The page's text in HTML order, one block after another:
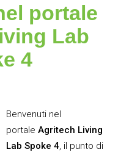
portale
Lab
4
Benvenuti nel
portale Agritech Living
Lab Spoke 4, il punto di